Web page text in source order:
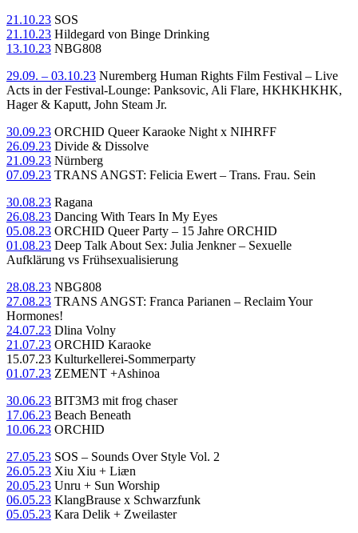
21.10.23 SOS
21.10.23 Hildegard von Binge Drinking
13.10.23 NBG808
29.09. – 03.10.23 Nuremberg Human Rights Film Festival – Live
Acts in der Festival-Lounge: Panksovic, Ali Flare, HKHKHKHK,
Hager & Kaputt, John Steam Jr.
30.09.23 ORCHID Queer Karaoke Night x NIHRFF
26.09.23 Divide & Dissolve
21.09.23 Nürnberg
07.09.23 TRANS ANGST: Felicia Ewert – Trans. Frau. Sein
30.08.23 Ragana
26.08.23 Dancing With Tears In My Eyes
05.08.23 ORCHID Queer Party – 15 Jahre ORCHID
01.08.23 Deep Talk About Sex: Julia Jenkner – Sexuelle
Aufklärung vs Frühsexualisierung
28.08.23 NBG808
27.08.23 TRANS ANGST: Franca Parianen – Reclaim Your
Hormones!
24.07.23 Dlina Volny
21.07.23 ORCHID Karaoke
15.07.23 Kulturkellerei-Sommerparty
01.07.23 ZEMENT +Ashinoa
30.06.23 BIT3M3 mit frog chaser
17.06.23 Beach Beneath
10.06.23 ORCHID
27.05.23 SOS – Sounds Over Style Vol. 2
26.05.23 Xiu Xiu + Liæn
20.05.23 Unru + Sun Worship
06.05.23 KlangBrause x Schwarzfunk
05.05.23 Kara Delik + Zweilaster